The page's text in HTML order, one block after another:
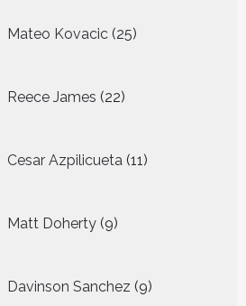
Mateo Kovacic 25
producten
Reece James 22
producten
Cesar Azpilicueta 11
producten
Matt Doherty 9
producten
Davinson Sanchez 9
producten